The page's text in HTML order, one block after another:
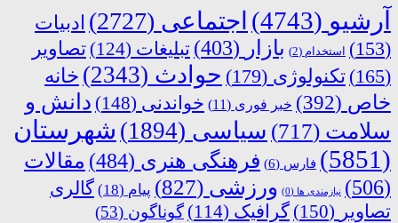
آرشیو (4743) اجتماعی (2727)
ادبیات
(153)
استخدام (2) بازار (403) تبلیغات (124)
تصاویر
(165)
تکنولوژی (179) حوادث (2343)
خانه
خاص (392) خبر فوری (11) خواندنی (148)
دانش و
سلامت (717) سیاسی (1894)
شهرستان
(5851)
فارس (6) فرهنگی هنری (484)
مقالات
(506)
نیازمندی ها (0) ورزشی (827) پیام (18)
گالری
تصاویر (150) گرافیک (114) گوناگون (53)